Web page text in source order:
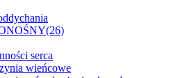
(26)
serca
wieńcowe